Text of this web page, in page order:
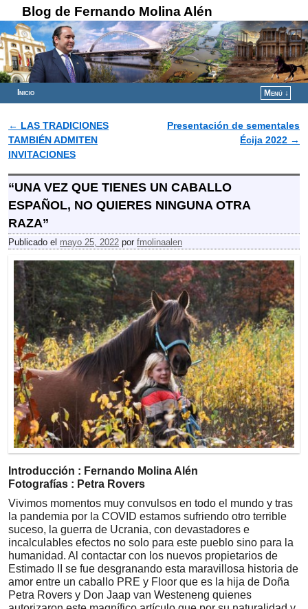
Blog de Fernando Molina Alén
Inicio
Menú ↓
Navegador de artículos
← LAS TRADICIONES
TAMBIÉN ADMITEN
INVITACIONES
Presentación de sementales
Écija 2022 →
“UNA VEZ QUE TIENES UN CABALLO
ESPAÑOL, NO QUIERES NINGUNA OTRA
RAZA”
Publicado el mayo 25, 2022 por fmolinaalen
Introducción : Fernando Molina Alén
Fotografías : Petra Rovers
Vivimos momentos muy convulsos en todo el mundo y tras
la pandemia por la COVID estamos sufriendo otro terrible
suceso, la guerra de Ucrania, con devastadores e
incalculables efectos no solo para este pueblo sino para la
humanidad. Al contactar con los nuevos propietarios de
Estimado II se fue desgranando esta maravillosa historia de
amor entre un caballo PRE y Floor que es la hija de Doña
Petra Rovers y Don Jaap van Westeneng quienes